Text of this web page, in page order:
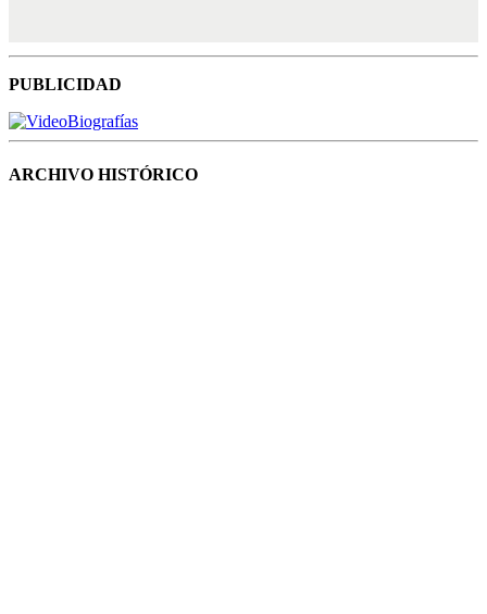
PUBLICIDAD
ARCHIVO HISTÓRICO